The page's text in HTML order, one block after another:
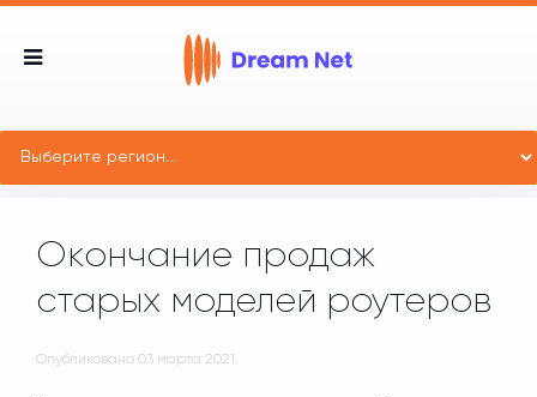
Окончание продаж
старых моделей роутеров
Опубликовано 03 марта 2021 .